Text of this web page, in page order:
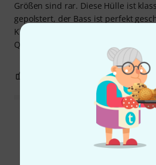
Größen sind rar. Diese Hülle ist
gepolstert, der Bass ist perfekt
Klare Kaufempfehlung. Hinsichtlich
Qualität kenne ich keine Alternative.
BEWERTUNG
Alle